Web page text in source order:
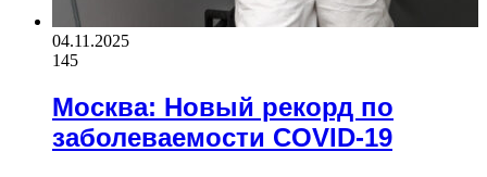
04.11.2025
145
Москва: Новый рекорд по
заболеваемости COVID-19